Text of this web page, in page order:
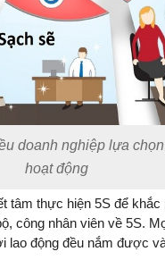
doanh nghiệp lựa
hoạt động
tâm thực hiện 5S để khắc
công nhân viên về 5S.
động đều nắm được